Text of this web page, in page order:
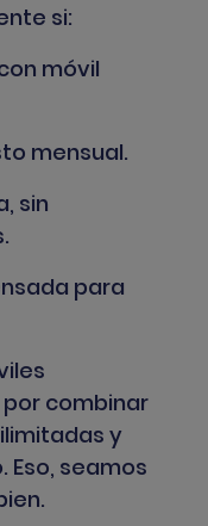
si:
móvil
mensual.
sin
para
combinar
y
Eso, seamos